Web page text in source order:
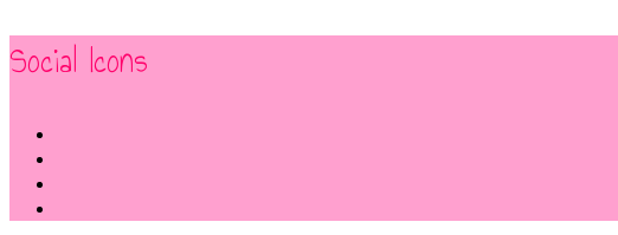
Social Icons